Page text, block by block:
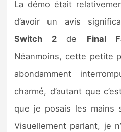
La démo était
d’avoir un avis
Switch 2 de Final
Néanmoins, cette petite
abondamment
charmé, d’autant que
que je posais les mains
Visuellement parlant, je